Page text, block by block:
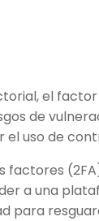
el
de
uso de
factores
a una
para